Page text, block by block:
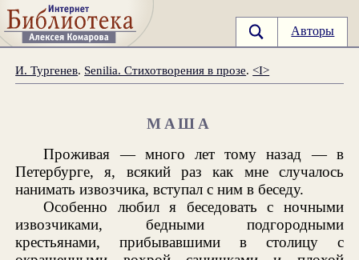
Авторы
И. Тургенев. Senilia. Стихотворения в прозе.<I>
МАША
Проживая — много лет тому назад — в
Петербурге, я, всякий раз как мне случалось
нанимать извозчика, вступал с ним в беседу.
Особенно любил я беседовать с ночными
извозчиками, бедными подгородными
крестьянами, прибывавшими в столицу с